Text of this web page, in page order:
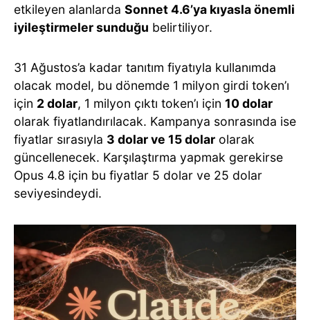
etkileyen alanlarda Sonnet 4.6’ya kıyasla önemli
iyileştirmeler sunduğu belirtiliyor.
31 Ağustos’a kadar tanıtım fiyatıyla kullanımda
olacak model, bu dönemde 1 milyon girdi token’ı
için 2 dolar, 1 milyon çıktı token’ı için 10 dolar
olarak fiyatlandırılacak. Kampanya sonrasında ise
fiyatlar sırasıyla 3 dolar ve 15 dolar olarak
güncellenecek. Karşılaştırma yapmak gerekirse
Opus 4.8 için bu fiyatlar 5 dolar ve 25 dolar
seviyesindeydi.